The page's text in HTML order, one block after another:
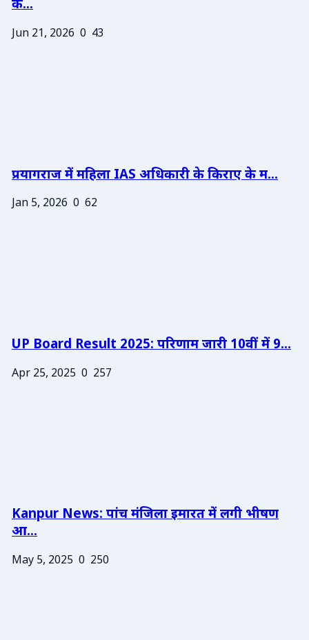
के...
Jun 21, 2026 0 43
प्रयागराज में महिला IAS अधिकारी के किराए के म...
Jan 5, 2026 0 62
UP Board Result 2025: परिणाम जारी 10वीं में 9...
Apr 25, 2025 0 257
Kanpur News: पांच मंजिला इमारत में लगी भीषण
आ...
May 5, 2025 0 250